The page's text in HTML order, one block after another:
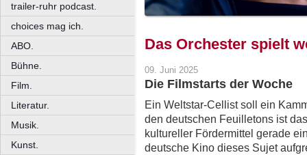
trailer-ruhr podcast.
choices mag ich.
ABO.
Bühne.
Film.
Literatur.
Musik.
Kunst.
Das Orchester spielt
09. Juni 2025
Die Filmstarts der Woche
Ein Weltstar-Cellist soll ein
den deutschen Feuilletons ist
kultureller Fördermittel gerade
deutsche Kino dieses Sujet